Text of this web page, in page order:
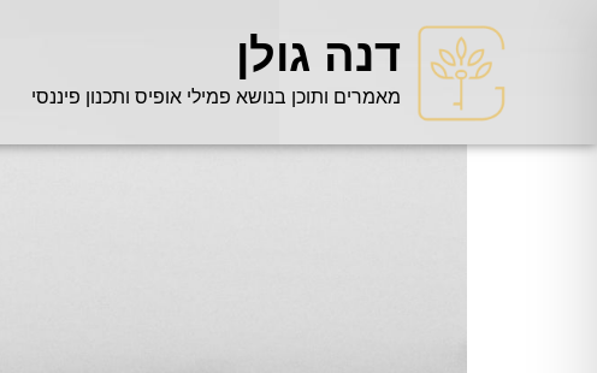
דנה גולן
מאמרים ותוכן בנושא פמילי אופיס ותכנון פיננסי